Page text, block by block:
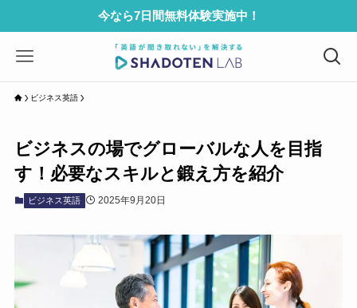
今なら7日間無料体験実施中！
ビジネス英語
ビジネスの場でグローバルな人を目指
す！必要なスキルと鍛え方を紹介
ビジネス英語 2025年9月20日